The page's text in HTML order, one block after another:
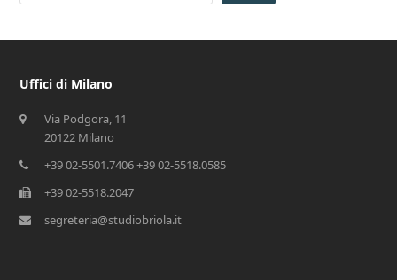
Uffici di Milano
Via Podgora, 11
20122 Milano
+39 02-5501.7406 +39 02-5518.0585
+39 02-5518.2047
segreteria@studiobriola.it